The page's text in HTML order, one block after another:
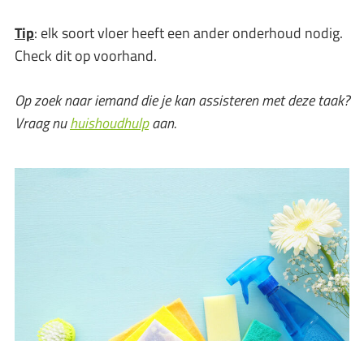
Tip: elk soort vloer heeft een ander onderhoud nodig.
Check dit op voorhand.
Op zoek naar iemand die je kan assisteren met deze taak?
Vraag nuhuishoudhulpaan.